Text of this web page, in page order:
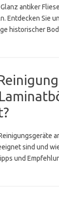
antiker
Entdecken Sie
historischer
sind und
und